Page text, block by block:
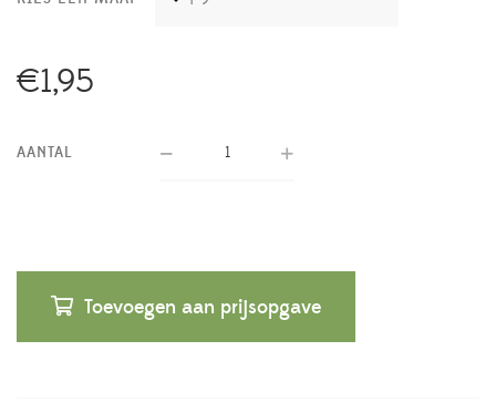
€1,95
AANTAL
Toevoegen aan prijsopgave